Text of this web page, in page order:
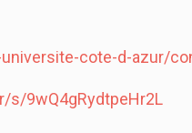
cote-d-azur/
s/9wQ4gRydtpeHr2L